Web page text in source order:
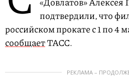
подтвердили, что
российском прокате с 1 по 4
сообщаетТАСС.
РЕКЛАМА –